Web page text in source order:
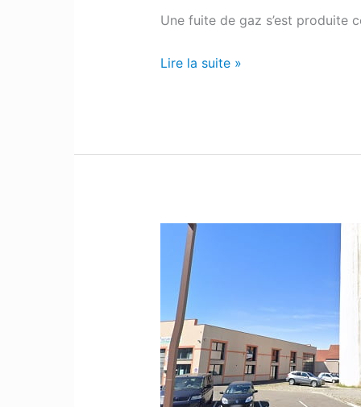
Une fuite de gaz s’est produite
Lire la suite »
Bigorre
jeune
homme
placé
en
garde